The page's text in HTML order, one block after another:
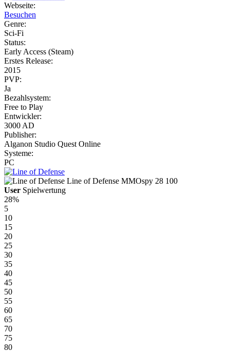
Webseite:
Besuchen
Genre:
Sci-Fi
Status:
Early Access (Steam)
Erstes Release:
2015
PVP:
Ja
Bezahlsystem:
Free to Play
Entwickler:
3000 AD
Publisher:
Alganon Studio Quest Online
Systeme:
PC
Line of Defense MMOspy 28 100
User Spielwertung
28%
5
10
15
20
25
30
35
40
45
50
55
60
65
70
75
80